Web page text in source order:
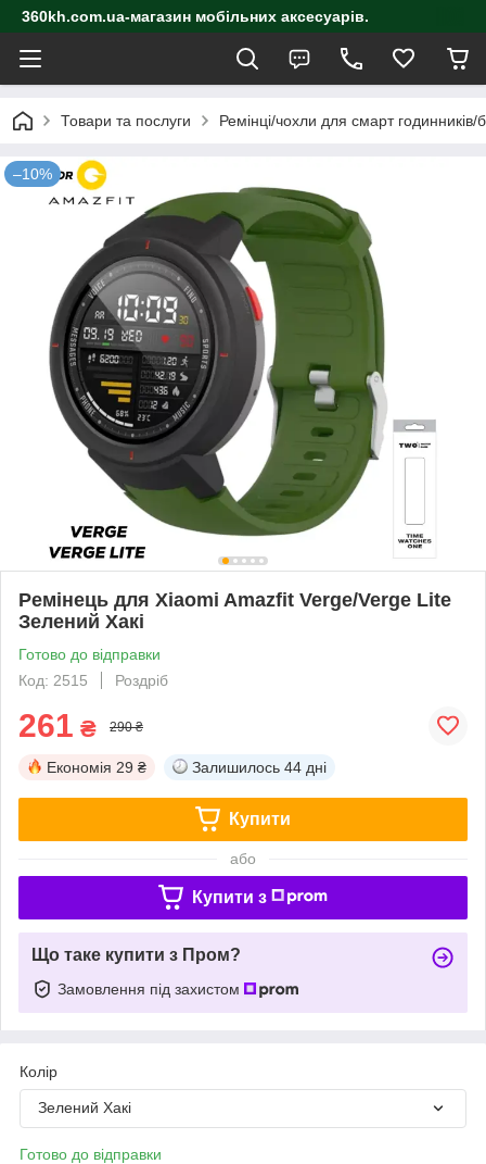
360kh.com.ua-магазин мобільних аксесуарів.
Товари та послуги Ремінці/чохли для смарт годинників/
–10%
Ремінець для Xiaomi Amazfit Verge/Verge Lite
Зелений Хакі
Готово до відправки
Код: 2515
Роздріб
261 ₴ 290 ₴
Економія 29 ₴ Залишилось 44 дні
Купити
або
Купити з
Що таке купити з Пром?
Замовлення під захистом
Колір
Зелений Хакі
Готово до відправки